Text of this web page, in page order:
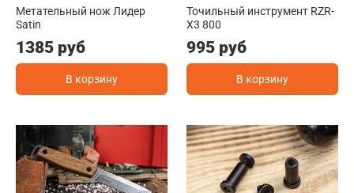
Метательный нож Лидер
Satin
1385 руб
В корзину
Точильный инструмент RZR-
X3 800
995 руб
В корзину